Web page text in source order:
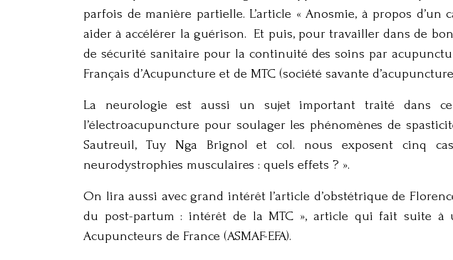
parfois de manière partielle. L’article « Anosmie, à propos
aider à accélérer la guérison. Et puis, pour travailler dans de
de sécurité sanitaire pour la continuité des soins par
Français d’Acupuncture et de MTC (société savante
La neurologie est aussi un sujet important traité dans
l’électroacupuncture pour soulager les phénomènes de
Sautreuil, Tuy Nga Brignol et col. nous exposent cinq
neurodystrophies musculaires : quels effets ? ».
On lira aussi avec grand intérêt l’article d’obstétrique de
du post-partum : intérêt de la MTC », article qui fait suite à
Acupuncteurs de France (ASMAF-EFA).